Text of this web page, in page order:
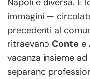
Napoli è diversa. E
immagini —
precedenti al
ritraevano Conte e
vacanza insieme ad
separano